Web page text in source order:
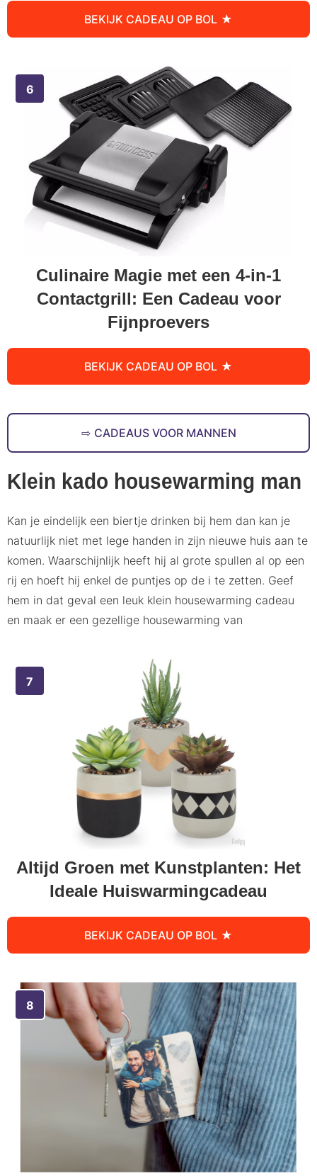
BEKIJK CADEAU OP BOL
Culinaire Magie met een 4-in-1
Contactgrill: Een Cadeau voor
Fijnproevers
BEKIJK CADEAU OP BOL
CADEAUS VOOR MANNEN
Klein kado housewarming man
Kan je eindelijk een biertje drinken bij hem dan kan je
natuurlijk niet met lege handen in zijn nieuwe huis aan te
komen. Waarschijnlijk heeft hij al grote spullen al op een
rij en hoeft hij enkel de puntjes op de i te zetten. Geef
hem in dat geval een leuk klein housewarming cadeau
en maak er een gezellige housewarming van
Altijd Groen met Kunstplanten: Het
Ideale Huiswarmingcadeau
BEKIJK CADEAU OP BOL